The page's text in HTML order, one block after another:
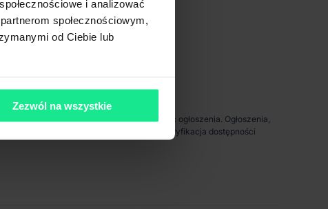
i analizować
społecznościowym,
od Ciebie lub
Zezwól na wszystkie
< 1 km
za ewentualne błędy lub nieaktualność ogłoszenia. Ogłoszenia,
prezentowanych nieruchomości. Weryfikacja dostępności